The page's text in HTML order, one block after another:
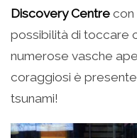
Discovery Centre con
possibilità di toccare
numerose vasche
coraggiosi è
tsunami!